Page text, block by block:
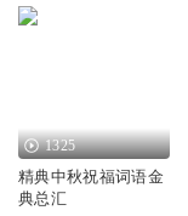
1325
精典中秋祝福词语金
典总汇